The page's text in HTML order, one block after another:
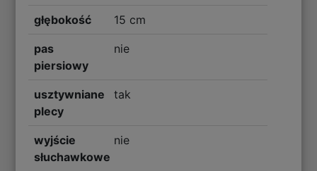
głębokość 15 cm
pas
piersiowy
nie
usztywniane
plecy
tak
wyjście
słuchawkowe
nie